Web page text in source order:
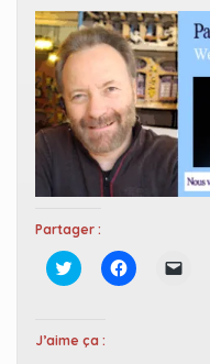
Partager :
C
l
e
z
C
l
J’aime ça :